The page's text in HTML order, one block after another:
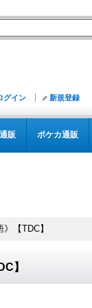
グイン 新規登録
販 ポケカ通販
【TDC】
】